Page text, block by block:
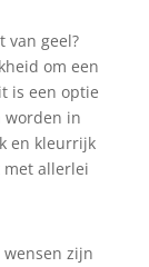
van geel?
om een
is een optie
worden in
en kleurrijk
met allerlei
zijn